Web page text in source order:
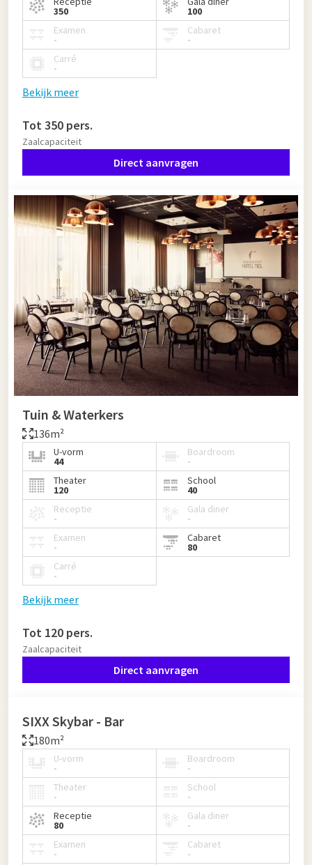
350
100
Examen
-
Cabaret
-
Carré
-
Bekijk meer
Tot 350 pers.
Zaalcapaciteit
Direct aanvragen
Tuin & Waterkers
136m²
U-vorm
44
Boardroom
-
Theater
120
School
40
Receptie
-
Gala diner
-
Examen
-
Cabaret
80
Carré
-
Bekijk meer
Tot 120 pers.
Zaalcapaciteit
Direct aanvragen
SIXX Skybar - Bar
180m²
U-vorm
-
Boardroom
-
Theater
-
School
-
Receptie
80
Gala diner
-
Examen
-
Cabaret
-